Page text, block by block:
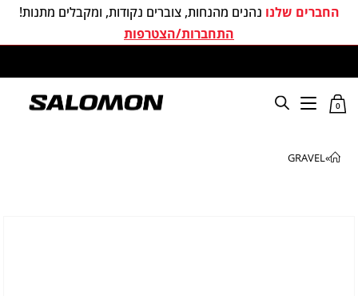
החברים שלנו נהנים מהנחות, צוברים נקודות, ומקבלים מתנות!
התחברות/הצטרפות
0
»
GRAVEL